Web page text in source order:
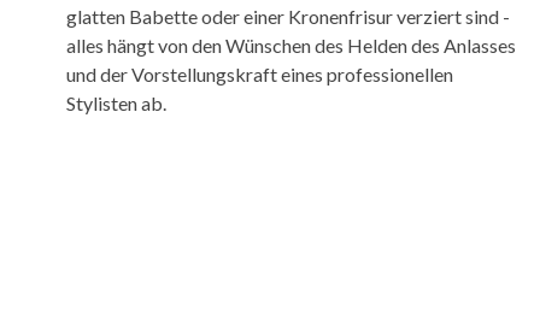
glatten Babette oder einer Kronenfrisur verziert sind -
alles hängt von den Wünschen des Helden des Anlasses
und der Vorstellungskraft eines professionellen
Stylisten ab.